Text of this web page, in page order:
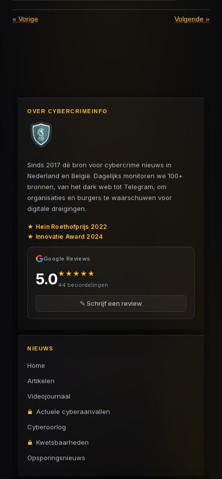
« Vorige Volgende »
OVER CYBERCRIMEINFO
Sinds 2017 dé bron voor cybercrime nieuws in
Nederland en België. Dagelijks monitoren we 100+
bronnen, van het dark web tot Telegram, om
organisaties en burgers te waarschuwen voor
digitale dreigingen.
★ Hein Roethofprijs 2022
★ Innovatie Award 2024
Google Reviews
5.0★★★★★
44 beoordelingen
✎ Schrijf een review
NIEUWS
Home
Artikelen
Videojournaal
Actuele cyberaanvallen
Cyberoorlog
Kwetsbaarheden
Opsporingsnieuws